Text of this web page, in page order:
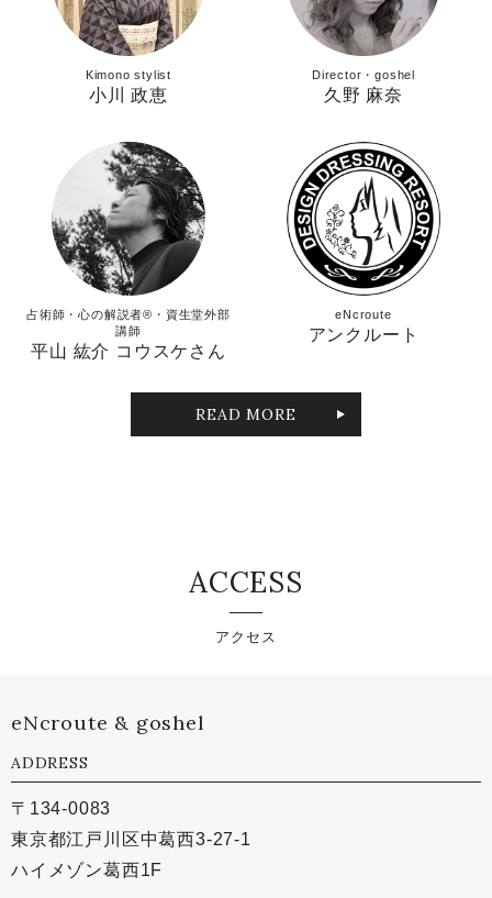
Kimono stylist
小川 政恵
Director・goshel
久野 麻奈
占術師・心の解説者®︎・資生堂外部
講師
平山 紘介 コウスケさん
eNcroute
アンクルート
READ MORE
ACCESS
アクセス
eNcroute & goshel
ADDRESS
〒134-0083
東京都江戸川区中葛西3-27-1
ハイメゾン葛西1F